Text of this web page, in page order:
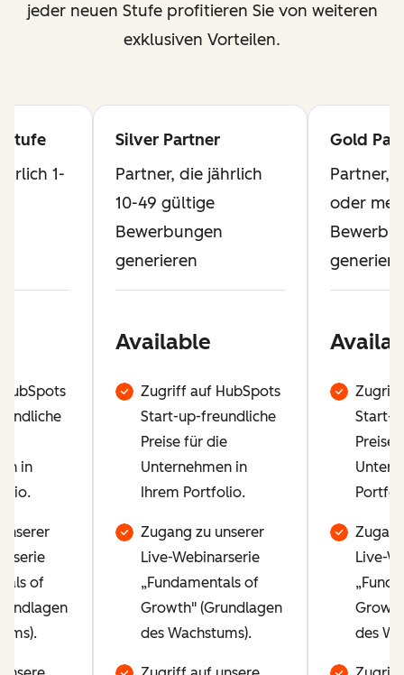
jeder neuen Stufe profitieren Sie von weiteren
exklusiven Vorteilen.
Stufe
1-
in
of
Silver Partner
Partner, die jährlich
10-49 gültige
Bewerbungen
generieren
Available
Zugriff auf HubSpots
Start-up-freundliche
Preise für die
Unternehmen in
Ihrem Portfolio.
Zugang zu unserer
Live-Webinarserie
„Fundamentals of
Growth" (Grundlagen
des Wachstums).
Gold
Partner,
oder
Zugriff
Start-
Preise
Live-
des